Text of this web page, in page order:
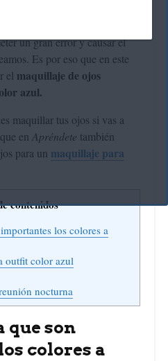
lograr el look que hemos
hacerlo bien, debemos
un gran error y causar el
Es por eso que en este
el maquillaje de ojos
azul.
maquillar tus ojos si vas a
en Apréndete también
para un maquillaje para
contenidos
los colores a
outfit color azul
nocturna
que son
colores a